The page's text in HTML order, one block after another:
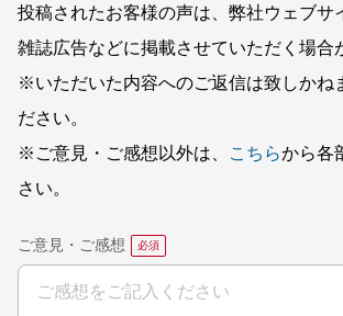
投稿されたお客様の声は、弊社ウェブサ
雑誌広告などに掲載させていただく場合
※いただいた内容へのご返信は致しかね
ださい。
※ご意見・ご感想以外は、
こちらから各
さい。
ご意見・ご感想